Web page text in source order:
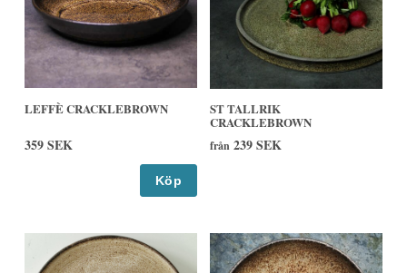
LEFFÈ CRACKLEBROWN
359 SEK
Köp
ST TALLRIK
CRACKLEBROWN
från 239 SEK